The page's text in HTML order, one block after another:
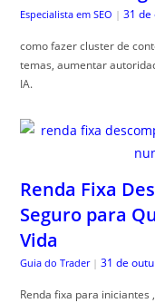
Especialista em SEO | 31 de
como fazer cluster de
temas, aumentar
IA.
Renda Fixa
Seguro para
Vida
Guia do Trader | 31 de
Renda fixa para